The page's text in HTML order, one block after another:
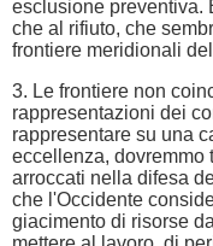
esclusione preventiva.
che al rifiuto, che
frontiere meridionali
3. Le frontiere non
rappresentazioni dei
rappresentare su una
eccellenza, dovremmo
arroccati nella difesa
che l'Occidente
giacimento di risorse